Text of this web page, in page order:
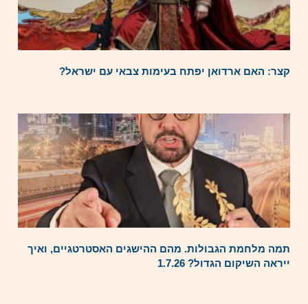
קצר: האם ארדואן יפתח בעימות צבאי עם ישראל?
תמה מלחמת הגבולות. מהם ההישגים האסטרטגיים, ואיך
ייראה השיקום הגדול? 1.7.26